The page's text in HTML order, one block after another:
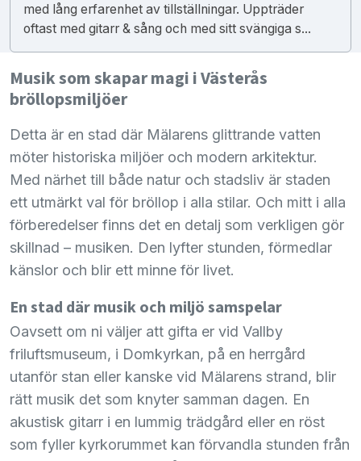
med lång erfarenhet av tillställningar. Uppträder
oftast med gitarr & sång och med sitt svängiga s...
Musik som skapar magi i Västerås
bröllopsmiljöer
Detta är en stad där Mälarens glittrande vatten
möter historiska miljöer och modern arkitektur.
Med närhet till både natur och stadsliv är staden
ett utmärkt val för bröllop i alla stilar. Och mitt i alla
förberedelser finns det en detalj som verkligen gör
skillnad – musiken. Den lyfter stunden, förmedlar
känslor och blir ett minne för livet.
En stad där musik och miljö samspelar
Oavsett om ni väljer att gifta er vid Vallby
friluftsmuseum, i Domkyrkan, på en herrgård
utanför stan eller kanske vid Mälarens strand, blir
rätt musik det som knyter samman dagen. En
akustisk gitarr i en lummig trädgård eller en röst
som fyller kyrkorummet kan förvandla stunden från